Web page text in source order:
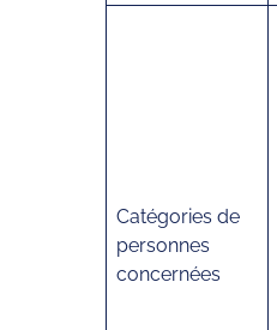
Catégories de
personnes
concernées